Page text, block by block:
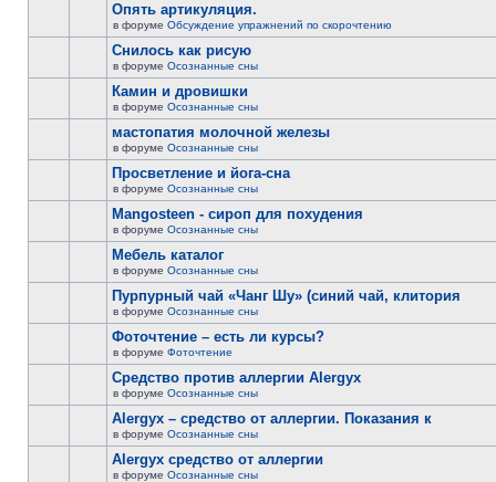
Опять артикуляция.
в форуме Обсуждение упражнений по скорочтению
Снилось как рисую
в форуме Осознанные сны
Камин и дровишки
в форуме Осознанные сны
мастопатия молочной железы
в форуме Осознанные сны
Просветление и йога-сна
в форуме Осознанные сны
Mangosteen - сироп для похудения
в форуме Осознанные сны
Мебель каталог
в форуме Осознанные сны
Пурпурный чай «Чанг Шу» (синий чай, клитория
в форуме Осознанные сны
Фоточтение – есть ли курсы?
в форуме Фоточтение
Cредство против аллергии Alergyx
в форуме Осознанные сны
Alergyx – средство от аллергии. Показания к
в форуме Осознанные сны
Alergyx средство от аллергии
в форуме Осознанные сны